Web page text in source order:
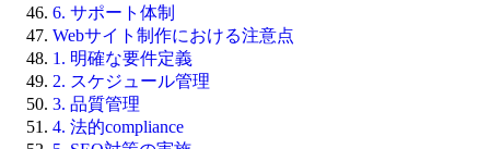
6. サポート体制
Webサイト制作における注意点
1. 明確な要件定義
2. スケジュール管理
3. 品質管理
4. 法的compliance